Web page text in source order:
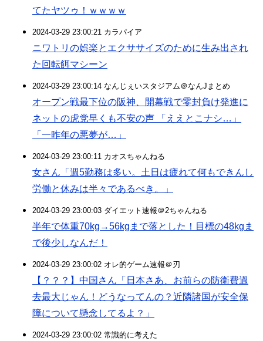
てたヤツゥ！ｗｗｗｗ
2024-03-29 23:00:21 カラパイア
ニワトリの娯楽とエクササイズのために生み出され
た回転餌マシーン
2024-03-29 23:00:14 なんじぇいスタジアム＠なんJまとめ
オープン戦最下位の阪神、開幕戦で零封負け発進に
ネットの虎党早くも不安の声 「ええとこナシ…」
「一昨年の悪夢が…」
2024-03-29 23:00:11 カオスちゃんねる
女さん「週5勤務は多い。土日は疲れて何もできんし
労働と休みは半々であるべき。」
2024-03-29 23:00:03 ダイエット速報＠2ちゃんねる
半年で体重70kg→56kgまで落とした！目標の48kgま
で後少しなんだ！
2024-03-29 23:00:02 オレ的ゲーム速報＠刃
【？？？】中国さん「日本さあ、お前らの防衛費過
去最大じゃん！どうなってんの？近隣諸国が安全保
障について懸念してるよ？」
2024-03-29 23:00:02 常識的に考えた